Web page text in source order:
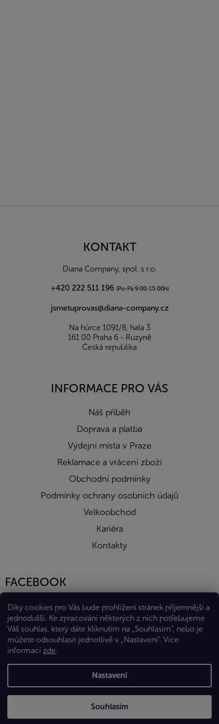
Díky cookies pro Vás bude prohlížení stránek příjemnější a
jednodušší. Ke zpracování některých z nich potřebujeme
Váš souhlas, který dáte kliknutím na „Souhlasím“, nebo je
můžete odsouhlasit jednotlivě v „Nastavení“. Více
informací zde.
Nastavení
Souhlasím
KONTAKT
Diana Company, spol. s r.o.
+420 222 511 196 (Po-Pá 9:00-15:00h)
jsmetuprovas@diana-company.cz
Na hůrce 1091/8, hala 3
161 00 Praha 6 - Ruzyně
Česká republika
INFORMACE PRO VÁS
Náš příběh
Doprava a platba
Výdejní místa v Praze
Reklamace a vrácení zboží
Obchodní podmínky
Podmínky ochrany osobních údajů
Velkoobchod
Kariéra
Kontakty
FACEBOOK
Vytvořil Shoptet Premium
Copyright 2026Eshop Diana Company, spol. s r.o.. Všechna
práva vyhrazena.